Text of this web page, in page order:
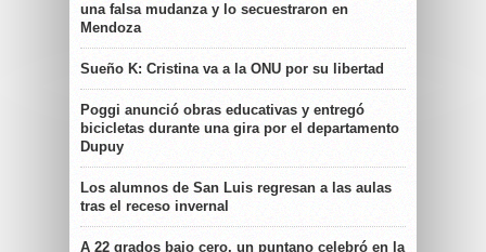
una falsa mudanza y lo secuestraron en
Mendoza
Sueño K: Cristina va a la ONU por su libertad
Poggi anunció obras educativas y entregó
bicicletas durante una gira por el departamento
Dupuy
Los alumnos de San Luis regresan a las aulas
tras el receso invernal
A 22 grados bajo cero, un puntano celebró en la